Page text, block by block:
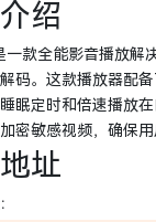
绍
一款全能影音播放解
码。这款播放器配
眠定时和倍速播放
密敏感视频，确保用
址